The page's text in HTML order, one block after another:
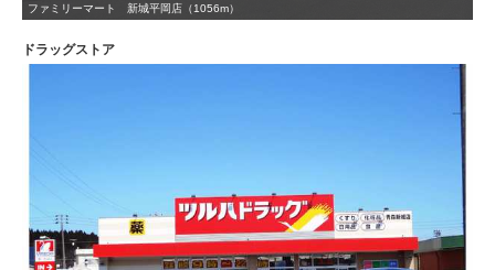
ファミリーマート 新城平岡店（1056m）
ドラッグストア